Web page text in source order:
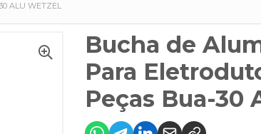
ALU WETZEL
Bucha de
Para
Peças Bua-30